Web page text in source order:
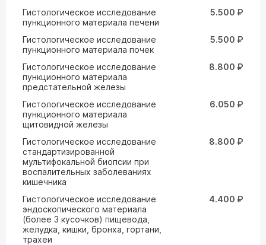
Гистологическое исследование
пункционного материала печени
5.500 ₽
Гистологическое исследование
пункционного материала почек
5.500 ₽
Гистологическое исследование
пункционного материала
предстательной железы
8.800 ₽
Гистологическое исследование
пункционного материала
щитовидной железы
6.050 ₽
Гистологическое исследование
стандартизированной
мультифокальной биопсии при
воспалительных заболеваниях
кишечника
8.800 ₽
Гистологическое исследование
эндоскопического материала
(более 3 кусочков) пищевода,
желудка, кишки, бронха, гортани,
трахеи
4.400 ₽